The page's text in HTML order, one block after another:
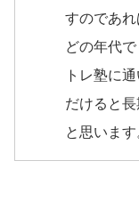
すのであれ
どの年代で
トレ塾に
だけると
と思います